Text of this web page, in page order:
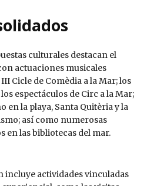
culturales destacan el
actuaciones musicales
Cicle de Comèdia a la Mar; los
espectáculos de Circ a la Mar;
en la playa, Santa Quitèria y la
así como numerosas
en las bibliotecas del mar.
actividades vinculadas